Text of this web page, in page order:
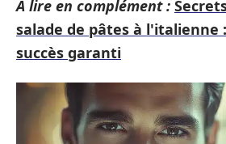
A lire en complément :
salade de pâtes à l'italienne
succès garanti